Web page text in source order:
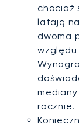
chociaż
latają
dwoma
rocznie.